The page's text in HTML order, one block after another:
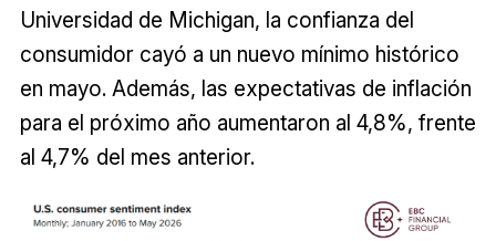
Universidad de Michigan, la confianza del
consumidor cayó a un nuevo mínimo histórico
en mayo. Además, las expectativas de inflación
para el próximo año aumentaron al 4,8%, frente
al 4,7% del mes anterior.